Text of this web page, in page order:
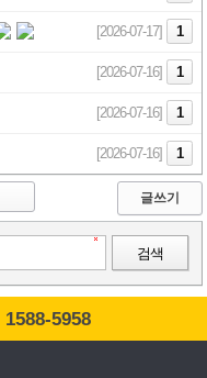
[2026-07-17] 1
[2026-07-16] 1
[2026-07-16] 1
[2026-07-16] 1
글쓰기
검색
5958